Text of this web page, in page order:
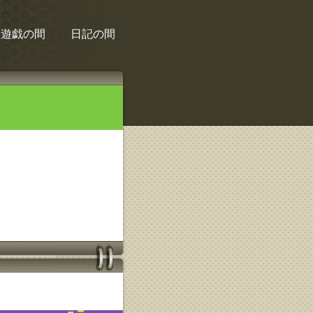
遊戯の間 日記の間